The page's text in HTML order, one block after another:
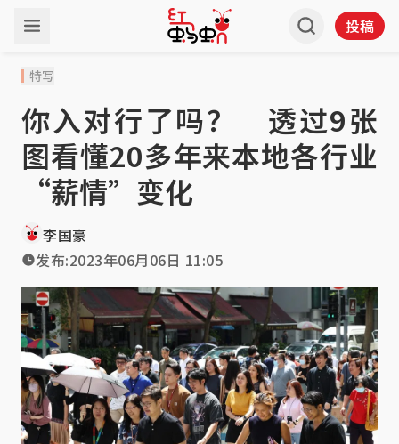
投稿
特写
你入对行了吗？ 透过9张
图看懂20多年来本地各行业
“薪情”变化
李国豪
发布:2023年06月06日 11:05